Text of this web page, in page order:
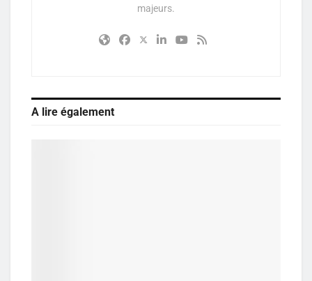
majeurs.
A lire également